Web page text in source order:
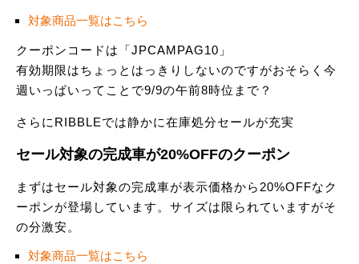
クーポン＆セール
激安情報
対象商品一覧はこちら
クーポンコードは「JPCAMPAG10」
有効期限はちょっとはっきりしないのですがおそらく今
週いっぱいってことで9/9の午前8時位まで？
さらにRIBBLEでは静かに在庫処分セールが充実
セール対象の完成車が20%OFFのクーポン
まずはセール対象の完成車が表示価格から20%OFFなク
ーポンが登場しています。サイズは限られていますがそ
の分激安。
対象商品一覧はこちら